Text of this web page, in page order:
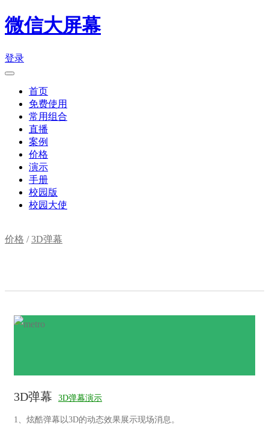
微信大屏幕
登录
首页
免费使用
常用组合
直播
案例
价格
演示
手册
校园版
校园大使
价格 /3D弹幕
3D弹幕 3D弹幕演示
1、炫酷弹幕以3D的动态效果展示现场消息。